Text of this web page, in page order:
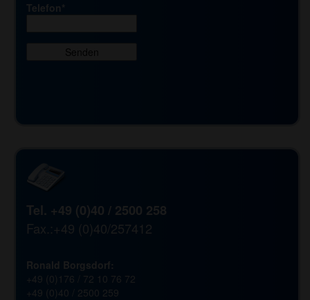
Telefon*
Tel. +49 (0)40 / 2500 258
Fax.:+49 (0)40/257412
Ronald Borgsdorf:
+49 (0)176 / 72 10 76 72
+49 (0)40 / 2500 259